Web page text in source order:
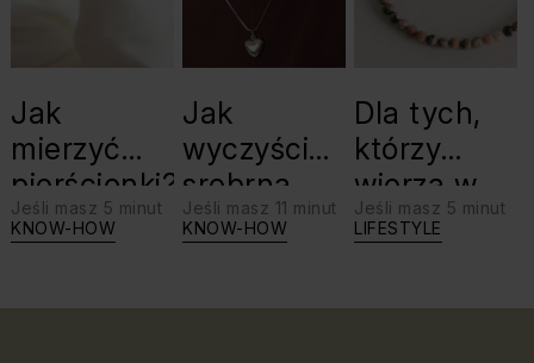
Jak
mierzyć
pierścionki?
Jeśli masz 5 minut
KNOW-HOW
Jak
wyczyścić
srebrną
biżuterię?
Jeśli masz 11 minut
KNOW-HOW
Dla tych,
którzy
wierzą w
swoje siły:
Jeśli masz 5 minut
LIFESTYLE